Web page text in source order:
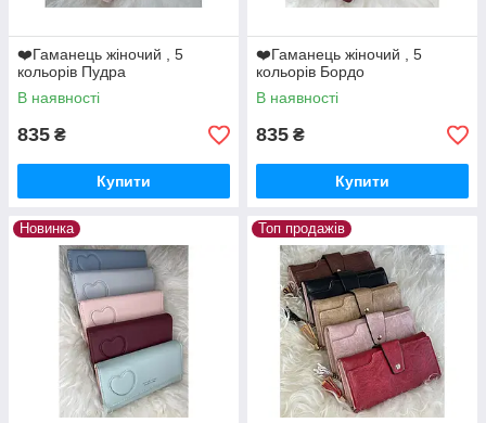
❤️Гаманець жіночий , 5
кольорів Пудра
В наявності
835 ₴
Купити
❤️Гаманець жіночий , 5
кольорів Бордо
В наявності
835 ₴
Купити
Новинка Топ продажів